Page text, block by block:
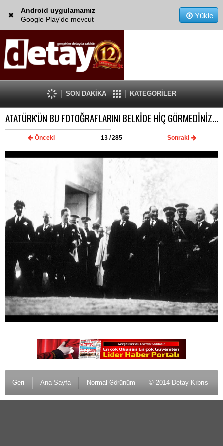
Android uygulamamız
Google Play'de mevcut
Yükle
SON DAKİKA KATEGORİLER
ATATÜRK'ÜN BU FOTOĞRAFLARINI BELKİDE HİÇ GÖRMEDİNİZ...
Önceki 13/ 285 Sonraki
Geri Ana Sayfa Normal Görünüm © 2014 Detay Kıbrıs